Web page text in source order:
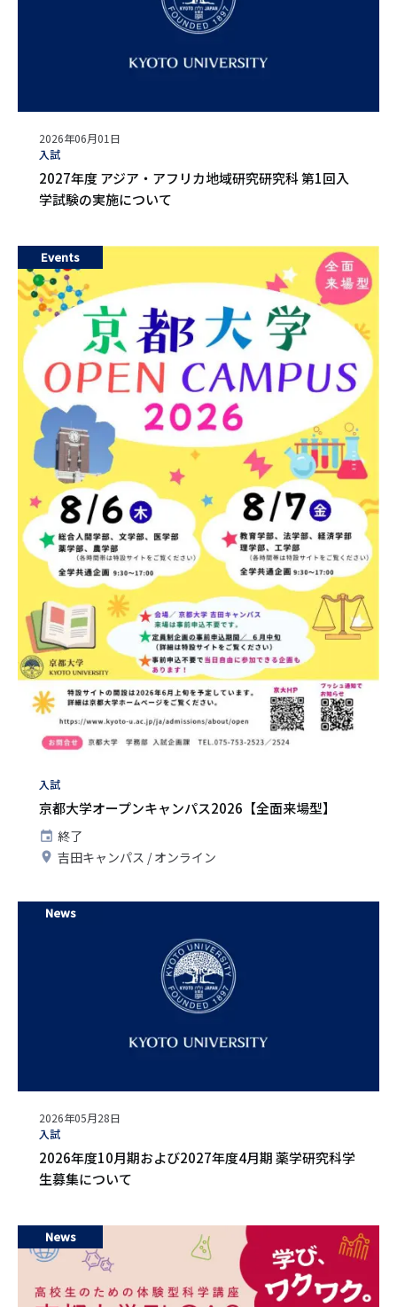
公
開
日
2026年06月01日
タ
グ
入試
2027年度 アジア・アフリカ地域研究研究科 第1回入
学試験の実施について
Events
タ
グ
入試
京都大学オープンキャンパス2026【全面来場型】
開
催
日
終了
開 吉田キャンパス オンライン
News
公
開
日
2026年05月28日
タ
グ
入試
2026年度10月期および2027年度4月期 薬学研究科学
生募集について
News